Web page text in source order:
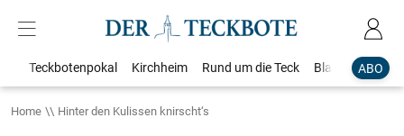
ABO
Teckbotenpokal Kirchheim Rund um die Teck Blaulicht
Home Hinter den Kulissen knirscht‘s